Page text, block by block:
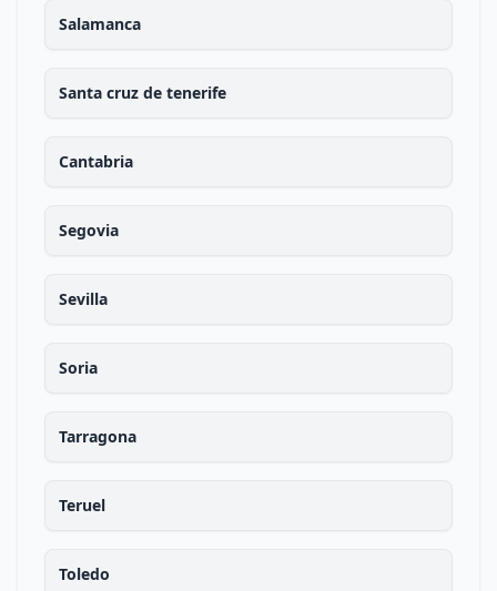
Salamanca
Santa cruz de tenerife
Cantabria
Segovia
Sevilla
Soria
Tarragona
Teruel
Toledo